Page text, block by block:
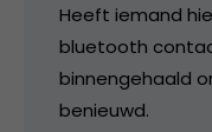
Heeft iemand
bluetooth
binnengehaald
benieuwd.